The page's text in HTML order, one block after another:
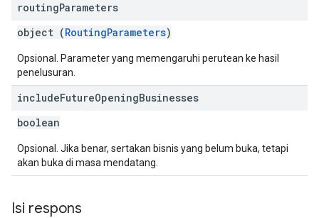
routingParameters
object (RoutingParameters)
Opsional. Parameter yang memengaruhi perutean ke hasil
penelusuran.
includeFutureOpeningBusinesses
boolean
Opsional. Jika benar, sertakan bisnis yang belum buka, tetapi
akan buka di masa mendatang.
Isi respons